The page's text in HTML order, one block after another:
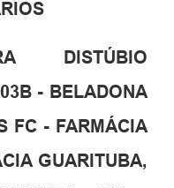
DISTÚBIO
- BELADONA
FC - FARMÁCIA
GUARITUBA,